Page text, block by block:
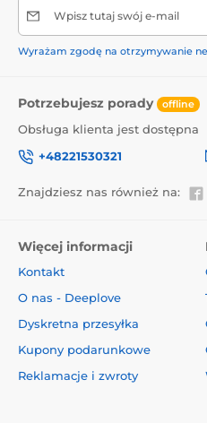
Wpisz tutaj swój e-mail
Wyrażam zgodę na otrzymywanie
Potrzebujesz porady offline
Obsługa klienta jest dostępna
+48221530321
Znajdziesz nas również na:
Więcej informacji
Kontakt
O nas - Deeplove
Dyskretna przesyłka
Kupony podarunkowe
Reklamacje i zwroty